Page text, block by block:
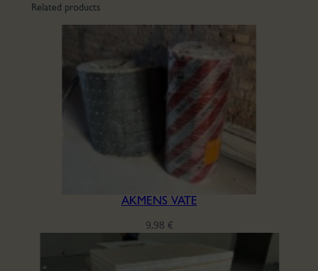
Related products
AKMENS VATE
9,98 €